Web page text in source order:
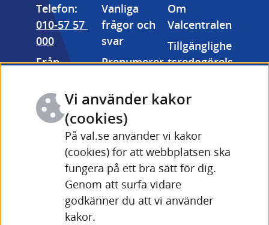
Telefon:
010-57 57
000
Från
+46 (0) 10-57
57 000
kontaktuppg
ifter och
öppettider
Vanliga
frågor och
svar
Prenumerer
nyhetsbrev
Valmyndigh
etens
bildarkivLänk till annan
Driftinforma
tion Valid
(val.se)Länk till annan
Om
Valcentralen
Tillgänglighe
tsredogörels
Kakor
Vi använder kakor
(cookies)
På val.se använder vi kakor
(cookies) för att webbplatsen ska
fungera på ett bra sätt för dig.
Genom att surfa vidare
godkänner du att vi använder
kakor.